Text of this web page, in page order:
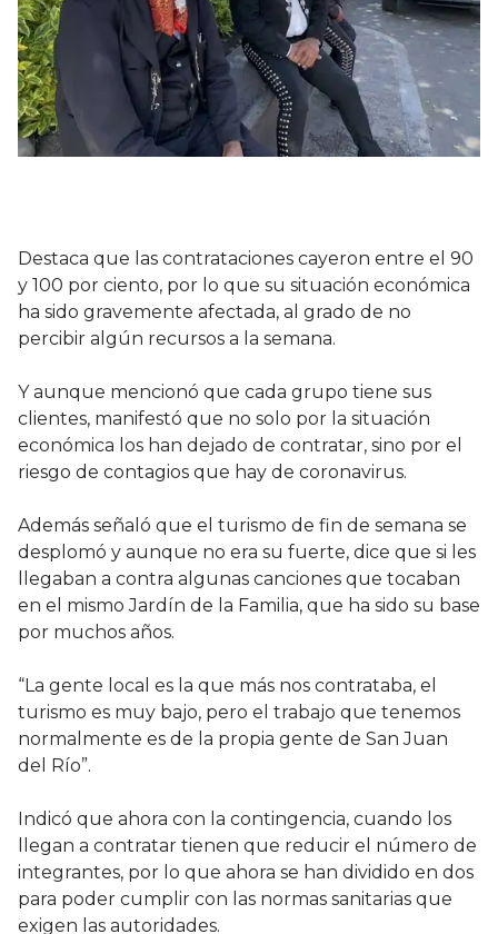
Destaca que las contrataciones cayeron entre el 90
y 100 por ciento, por lo que su situación económica
ha sido gravemente afectada, al grado de no
percibir algún recursos a la semana.
Y aunque mencionó que cada grupo tiene sus
clientes, manifestó que no solo por la situación
económica los han dejado de contratar, sino por el
riesgo de contagios que hay de coronavirus.
Además señaló que el turismo de fin de semana se
desplomó y aunque no era su fuerte, dice que si les
llegaban a contra algunas canciones que tocaban
en el mismo Jardín de la Familia, que ha sido su base
por muchos años.
“La gente local es la que más nos contrataba, el
turismo es muy bajo, pero el trabajo que tenemos
normalmente es de la propia gente de San Juan
del Río”.
Indicó que ahora con la contingencia, cuando los
llegan a contratar tienen que reducir el número de
integrantes, por lo que ahora se han dividido en dos
para poder cumplir con las normas sanitarias que
exigen las autoridades.